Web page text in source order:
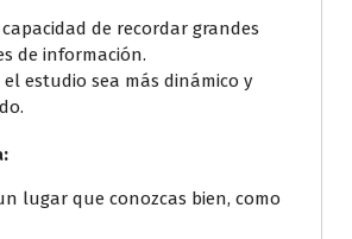
de recordar grandes
de información.
el estudio sea más dinámico y
lugar que conozcas bien, como